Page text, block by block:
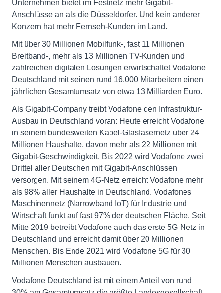
Unternehmen bietet im Festnetz mehr Gigabit-
Anschlüsse an als die Düsseldorfer. Und kein anderer
Konzern hat mehr Fernseh-Kunden im Land.
Mit über 30 Millionen Mobilfunk-, fast 11 Millionen
Breitband-, mehr als 13 Millionen TV-Kunden und
zahlreichen digitalen Lösungen erwirtschaftet Vodafone
Deutschland mit seinen rund 16.000 Mitarbeitern einen
jährlichen Gesamtumsatz von etwa 13 Milliarden Euro.
Als Gigabit-Company treibt Vodafone den Infrastruktur-
Ausbau in Deutschland voran: Heute erreicht Vodafone
in seinem bundesweiten Kabel-Glasfasernetz über 24
Millionen Haushalte, davon mehr als 22 Millionen mit
Gigabit-Geschwindigkeit. Bis 2022 wird Vodafone zwei
Drittel aller Deutschen mit Gigabit-Anschlüssen
versorgen. Mit seinem 4G-Netz erreicht Vodafone mehr
als 98% aller Haushalte in Deutschland. Vodafones
Maschinennetz (Narrowband IoT) für Industrie und
Wirtschaft funkt auf fast 97% der deutschen Fläche. Seit
Mitte 2019 betreibt Vodafone auch das erste 5G-Netz in
Deutschland und erreicht damit über 20 Millionen
Menschen. Bis Ende 2021 wird Vodafone 5G für 30
Millionen Menschen ausbauen.
Vodafone Deutschland ist mit einem Anteil von rund